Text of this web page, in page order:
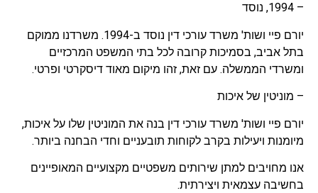
– 1994, נוסד
יורם פיי ושות' משרד עורכי דין נוסד ב-1994. משרדנו ממוקם
בתל אביב, בסמיכות קרובה לכל בתי המשפט המרכזיים
ומשרדי הממשלה. עם זאת, זהו מיקום מאוד דיסקרטי ופרטי.
– מוניטין של איכות
יורם פיי ושות' משרד עורכי דין בנה את המוניטין שלו על איכות,
מיומנות ויעילות בקרב לקוחות תובעניים וחדי הבחנה ביותר.
אנו מחויבים למתן שירותים משפטיים מקצועיים המאופיינים
בחשיבה עצמאית ויצירתית.